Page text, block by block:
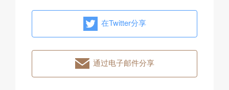
在Twitter分享
通过电子邮件分享